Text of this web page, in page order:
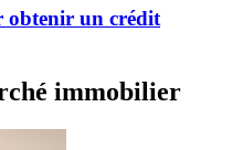
obtenir un crédit
immobilier